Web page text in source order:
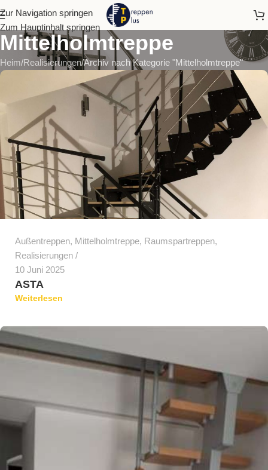
Zur Navigation springen
Zum Hauptinhalt springen
Mittelholmtreppe
Heim Realisierungen Archiv nach Kategorie "Mittelholmtreppe"
Außentreppen, Mittelholmtreppe, Raumspartreppen,
Realisierungen
10 Juni 2025
ASTA
Weiterlesen